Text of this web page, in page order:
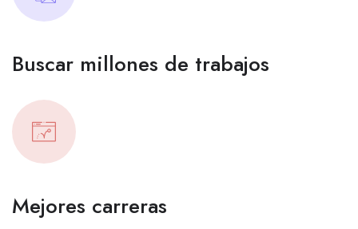
Buscar millones de trabajos
Mejores carreras